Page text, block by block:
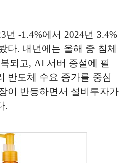
년 -1.4%에서 2024년 3.4%
다. 내년에는 올해 중 침체
되고, AI 서버 증설에 필
반도체 수요 증가를 중심
이 반등하면서 설비투자가
.